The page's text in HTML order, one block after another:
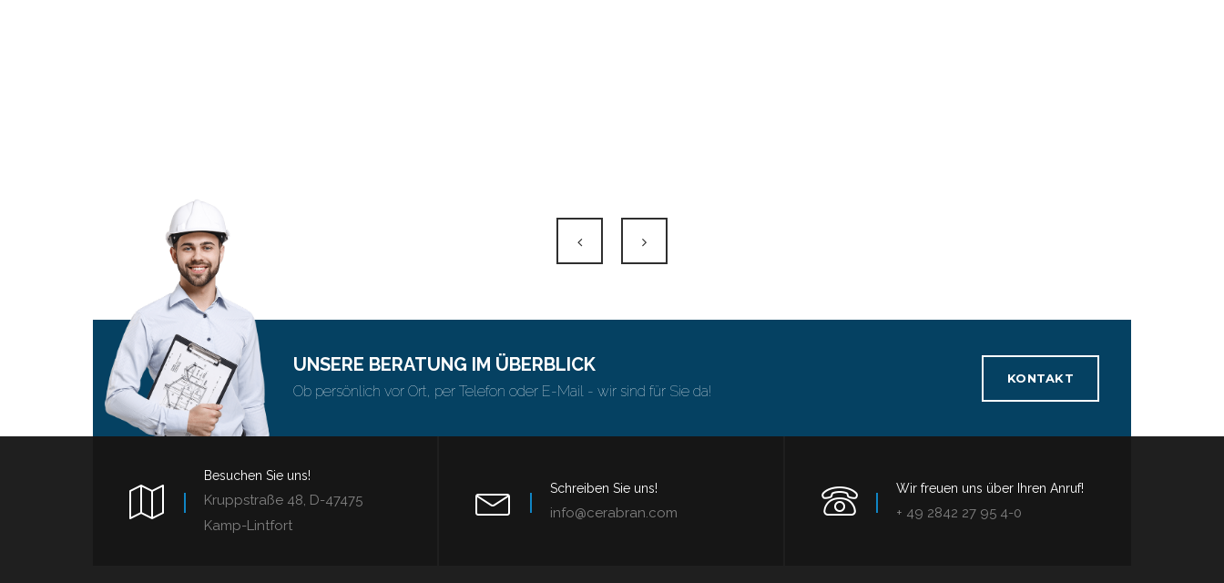
UNSERE BERATUNG IM ÜBERBLICK
Ob persönlich vor Ort, per Telefon oder E-Mail - wir sind für Sie da!
KONTAKT
Besuchen Sie uns!
Kruppstraße 48, D-47475
Kamp-Lintfort
Schreiben Sie uns!
info@cerabran.com
Wir freuen uns über Ihren Anruf!
+ 49 2842 27 95 4-0